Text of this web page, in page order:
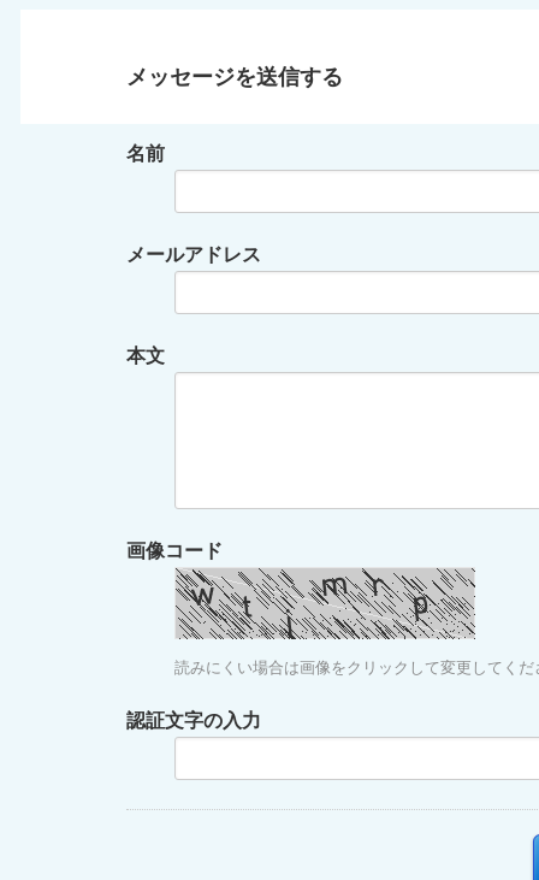
メッセージを送信する
名前
メールアドレス
本文
画像コード
読みにくい場合は画像をクリックして変更してくだ
認証文字の入力